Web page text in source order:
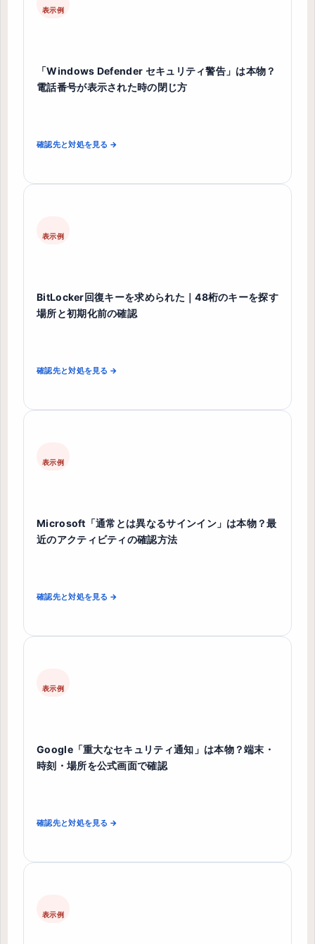
表示例
「Windows Defender セキュリティ警告」は本物？
電話番号が表示された時の閉じ方
確認先と対処を見る →
表示例
BitLocker回復キーを求められた｜48桁のキーを探す
場所と初期化前の確認
確認先と対処を見る →
表示例
Microsoft「通常とは異なるサインイン」は本物？最
近のアクティビティの確認方法
確認先と対処を見る →
表示例
Google「重大なセキュリティ通知」は本物？端末・
時刻・場所を公式画面で確認
確認先と対処を見る →
表示例